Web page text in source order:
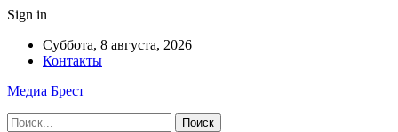
Sign in
Суббота, 8 августа, 2026
Контакты
Медиа Брест